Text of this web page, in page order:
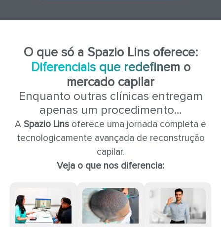
O que só a Spazio Lins oferece:
Diferenciais que redefinem o
mercado capilar
Enquanto outras clínicas entregam
apenas um procedimento…
A Spazio Lins oferece uma jornada completa e
tecnologicamente avançada de reconstrução
capilar.
Veja o que nos diferencia: